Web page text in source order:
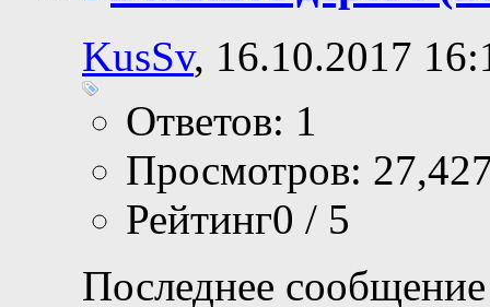
KusSv, 16.10.2017
Ответов: 1
Просмотров:
Рейтинг0 / 5
Последнее